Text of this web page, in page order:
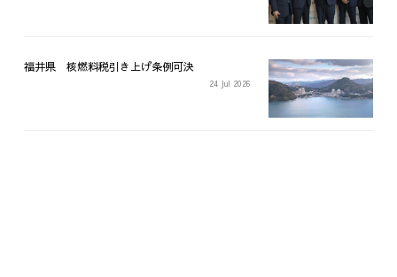
福井県 核燃料税引き上げ条例可決
24 Jul 2026